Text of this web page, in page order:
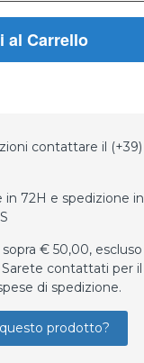
Carrello
contattare il (+39)
72H e spedizione in
€ 50,00, escluso
contattati per il
di spedizione.
prodotto?